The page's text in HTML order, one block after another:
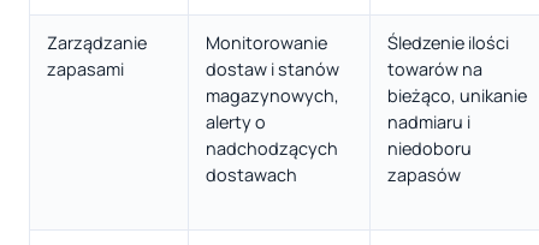
Zarządzanie
zapasami
Monitorowanie
dostaw i stanów
magazynowych,
alerty o
nadchodzących
dostawach
Śledzenie ilości
towarów na
bieżąco, unikanie
nadmiaru i
niedoboru
zapasów